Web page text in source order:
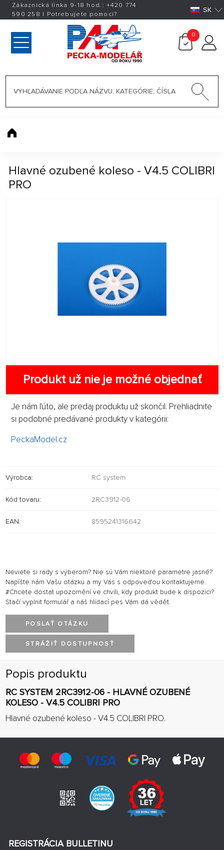
Zákaznická linka 9-18 hod.:+420 774
590 258 | Potrebujete pomoci? SK
0
Hlavné ozubené koleso - V4.5 COLIBRI
PRO
Produkt už nie je možné objednať
Je nám ľúto, ale predaj produktu už skončil. Prehliadnite
si podobné predávané produkty v kategórii:
PeckaModel.cz
Výrobca: RC system
Kód tovaru: 2RC3912-06
EAN: 8595241316642
Neviete si rady s výberom? Nie sú Vám niektoré parametre jasné?
Napíšte nám Vašu otázku a my Vás s odpoveďou kontaktujeme.
#Chcete dostat upozornění ve chvíli, kdy produkt bude k dispozici?
Stačí vyplnit formulář a náš hlídací pes Vám dá vědět.
POSLAŤ OTÁZKU
STRÁŽIŤ DOSTUPNOSŤ
Popis produktu
RC SYSTEM 2RC3912-06 - HLAVNÉ OZUBENÉ
KOLESO - V4.5 COLIBRI PRO
Hlavné ozubené koleso - V4.5 COLIBRI PRO.
REGISTRÁCIA BULLETINU